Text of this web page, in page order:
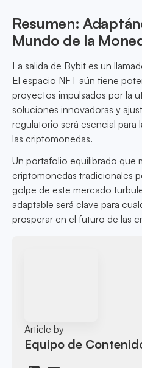
Resumen:
Mundo de la
La salida de Bybit es un
El espacio NFT aún tiene
proyectos impulsados por la
soluciones innovadoras y
regulatorio será esencial para
las criptomonedas.
Un portafolio equilibrado que
criptomonedas tradicionales
golpe de este mercado
adaptable será clave para
prosperar en el futuro de las
Article by
Equipo de